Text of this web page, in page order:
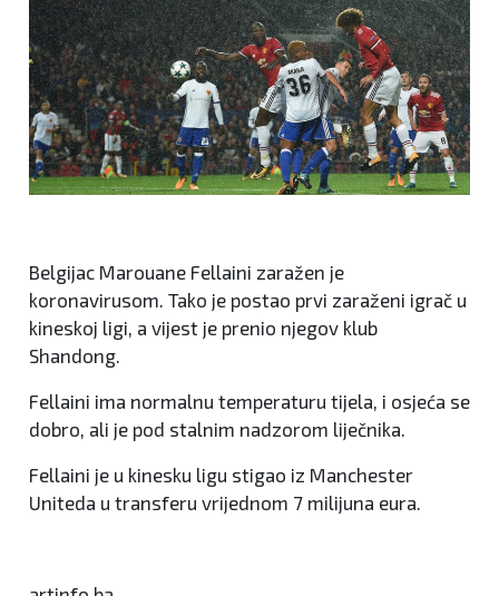
Politika
Zanimljivosti
Belgijac Marouane Fellaini zaražen je
koronavirusom. Tako je postao prvi zaraženi igrač u
kineskoj ligi, a vijest je prenio njegov klub
Shandong.
Fellaini ima normalnu temperaturu tijela, i osjeća se
dobro, ali je pod stalnim nadzorom liječnika.
Fellaini je u kinesku ligu stigao iz Manchester
Uniteda u transferu vrijednom 7 milijuna eura.